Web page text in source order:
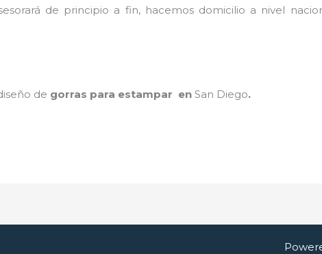
de principio a fin, hacemos domicilio a nivel
de gorras para estampar en San Diego.